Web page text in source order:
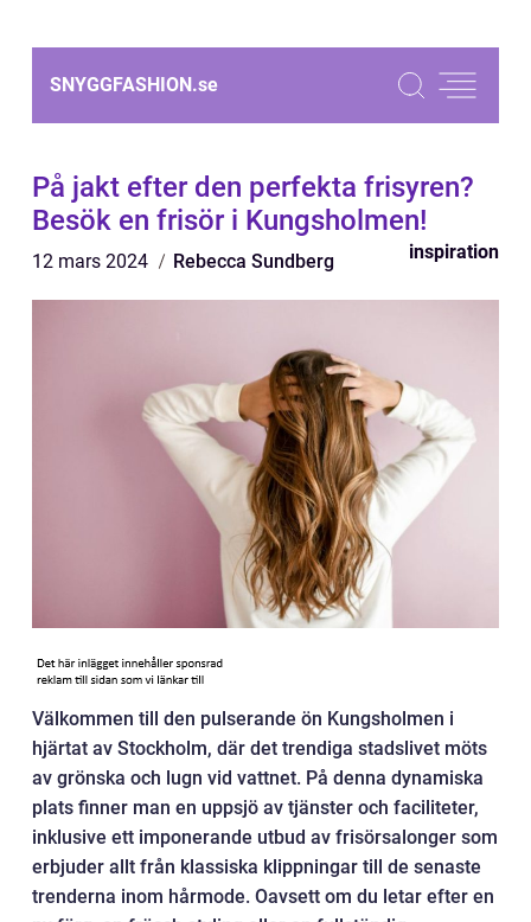
SNYGGFASHION.se
På jakt efter den perfekta frisyren?
Besök en frisör i Kungsholmen!
12 mars 2024 Rebecca Sundberg inspiration
Välkommen till den pulserande ön Kungsholmen i
hjärtat av Stockholm, där det trendiga stadslivet möts
av grönska och lugn vid vattnet. På denna dynamiska
plats finner man en uppsjö av tjänster och faciliteter,
inklusive ett imponerande utbud av frisörsalonger som
erbjuder allt från klassiska klippningar till de senaste
trenderna inom hårmode. Oavsett om du letar efter en